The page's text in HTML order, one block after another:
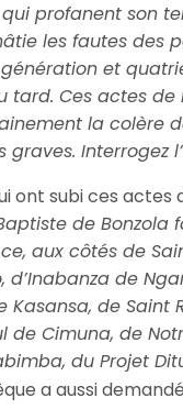
profanent son
les fautes des
et
tard. Ces actes
la colère
Interrogez
ont subi ces
de Bonzola
aux côtés de
d’Inabanza de
Kasansa, de Saint
de Cimuna, de
du Projet
a aussi